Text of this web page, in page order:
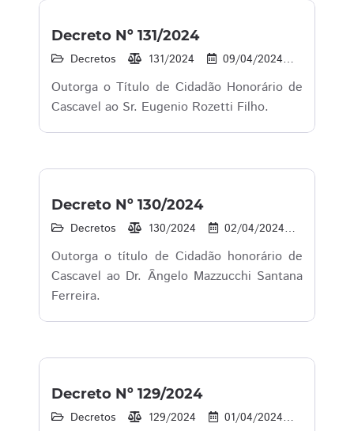
Decreto Nº 131/2024
Decretos 131/2024 09/04/2024
Outorga o Título de Cidadão Honorário de
Cascavel ao Sr. Eugenio Rozetti Filho.
Decreto Nº 130/2024
Decretos 130/2024 02/04/2024
Outorga o título de Cidadão honorário de
Cascavel ao Dr. Ângelo Mazzucchi Santana
Ferreira.
Decreto Nº 129/2024
Decretos 129/2024 01/04/2024